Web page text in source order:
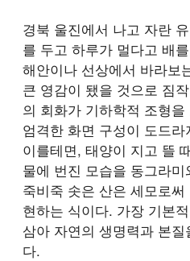
경북 울진에서 나고 자란
를 두고 하루가 멀다고 배
해안이나 선상에서 바라보
큰 영감이 됐을 것으로 짐
의 회화가 기하학적 조형
엄격한 화면 구성이 도드
이를테면, 태양이 지고 뜰
물에 번진 모습을 동그라
죽비죽 솟은 산은 세모로
현하는 식이다. 가장 기본
삼아 자연의 생명력과 본
다.